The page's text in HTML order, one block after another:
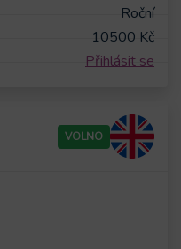
Roční
10500 Kč
Přihlásit se
VOLNO